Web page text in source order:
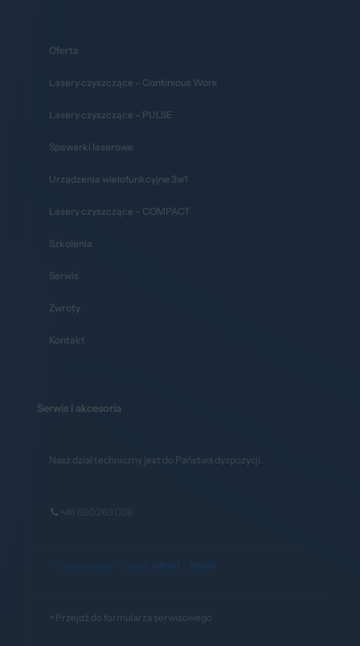
Oferta
Lasery czyszczące – Continious Work
Lasery czyszczące – PULSE
Spawarki laserowe
Urządzenia wielofunkcyjne 3w1
Lasery czyszczące – COMPACT
Szkolenia
Serwis
Zwroty
Kontakt
Serwis i akcesoria
Nasz dział techniczny jest do Państwa dyspozycji.
+48 690 263 038
> Poniedziałek – Piątek: 08:00 - 20:00
> Przejdź do formularza serwisowego